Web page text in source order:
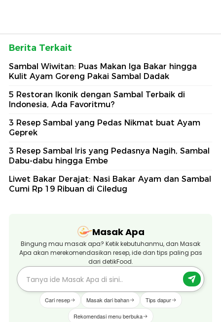
Berita Terkait
Sambal Wiwitan: Puas Makan Iga Bakar hingga
Kulit Ayam Goreng Pakai Sambal Dadak
5 Restoran Ikonik dengan Sambal Terbaik di
Indonesia, Ada Favoritmu?
3 Resep Sambal yang Pedas Nikmat buat Ayam
Geprek
3 Resep Sambal Iris yang Pedasnya Nagih, Sambal
Dabu-dabu hingga Embe
Liwet Bakar Derajat: Nasi Bakar Ayam dan Sambal
Cumi Rp 19 Ribuan di Ciledug
Masak Apa
Bingung mau masak apa? Ketik kebutuhanmu, dan Masak
Apa akan merekomendasikan resep, ide dan tips paling pas
dari detikFood.
Cari resep Masak dari bahan Tips dapur
Rekomendasi menu berbuka